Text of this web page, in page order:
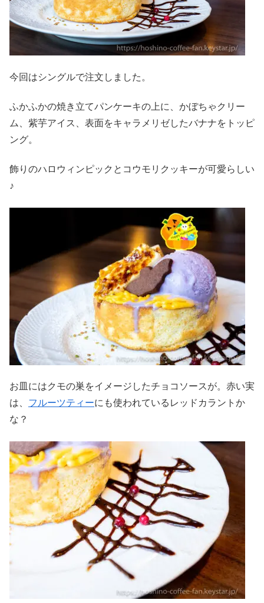
今回はシングルで注文しました。
ふかふかの焼き立てパンケーキの上に、かぼちゃクリー
ム、紫芋アイス、表面をキャラメリゼしたバナナをトッピ
ング。
飾りのハロウィンピックとコウモリクッキーが可愛らしい
♪
お皿にはクモの巣をイメージしたチョコソースが。赤い実
は、 フルーツティーにも使われているレッドカラントか
な？